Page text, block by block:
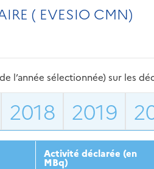
( EVESIO CMN)
l’année sélectionnée) sur les
2018 2019
Activité déclarée (en
MBq)